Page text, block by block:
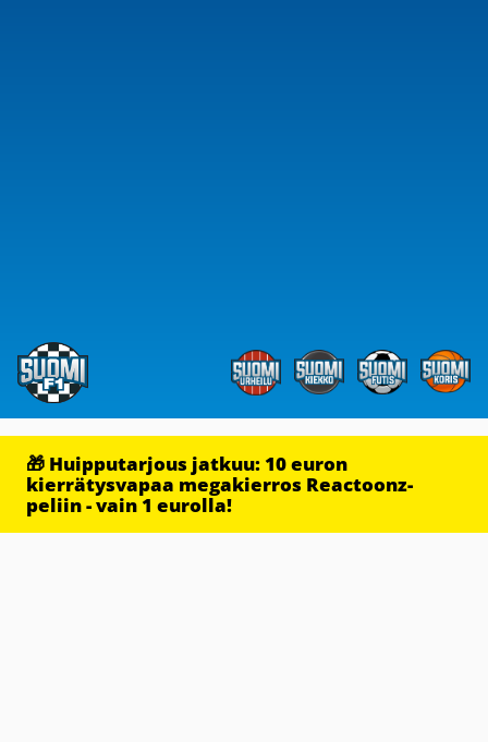
🎁 Huipputarjous jatkuu: 10 euron
kierrätysvapaa megakierros Reactoonz-
peliin - vain 1 eurolla!